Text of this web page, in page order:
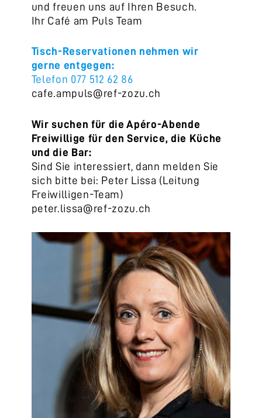
und freuen uns auf Ihren Besuch.
Ihr Café am Puls Team
Tisch-Reservationen nehmen wir
gerne entgegen:
Telefon 077 512 62 86
cafe.ampuls@ref-zozu.ch
Wir suchen für die Apéro-Abende
Freiwillige für den Service, die Küche
und die Bar:
Sind Sie interessiert, dann melden Sie
sich bitte bei: Peter Lissa (Leitung
Freiwilligen-Team)
peter.lissa@ref-zozu.ch